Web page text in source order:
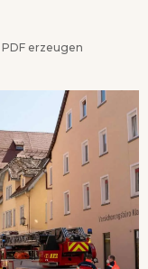
PDF erzeugen